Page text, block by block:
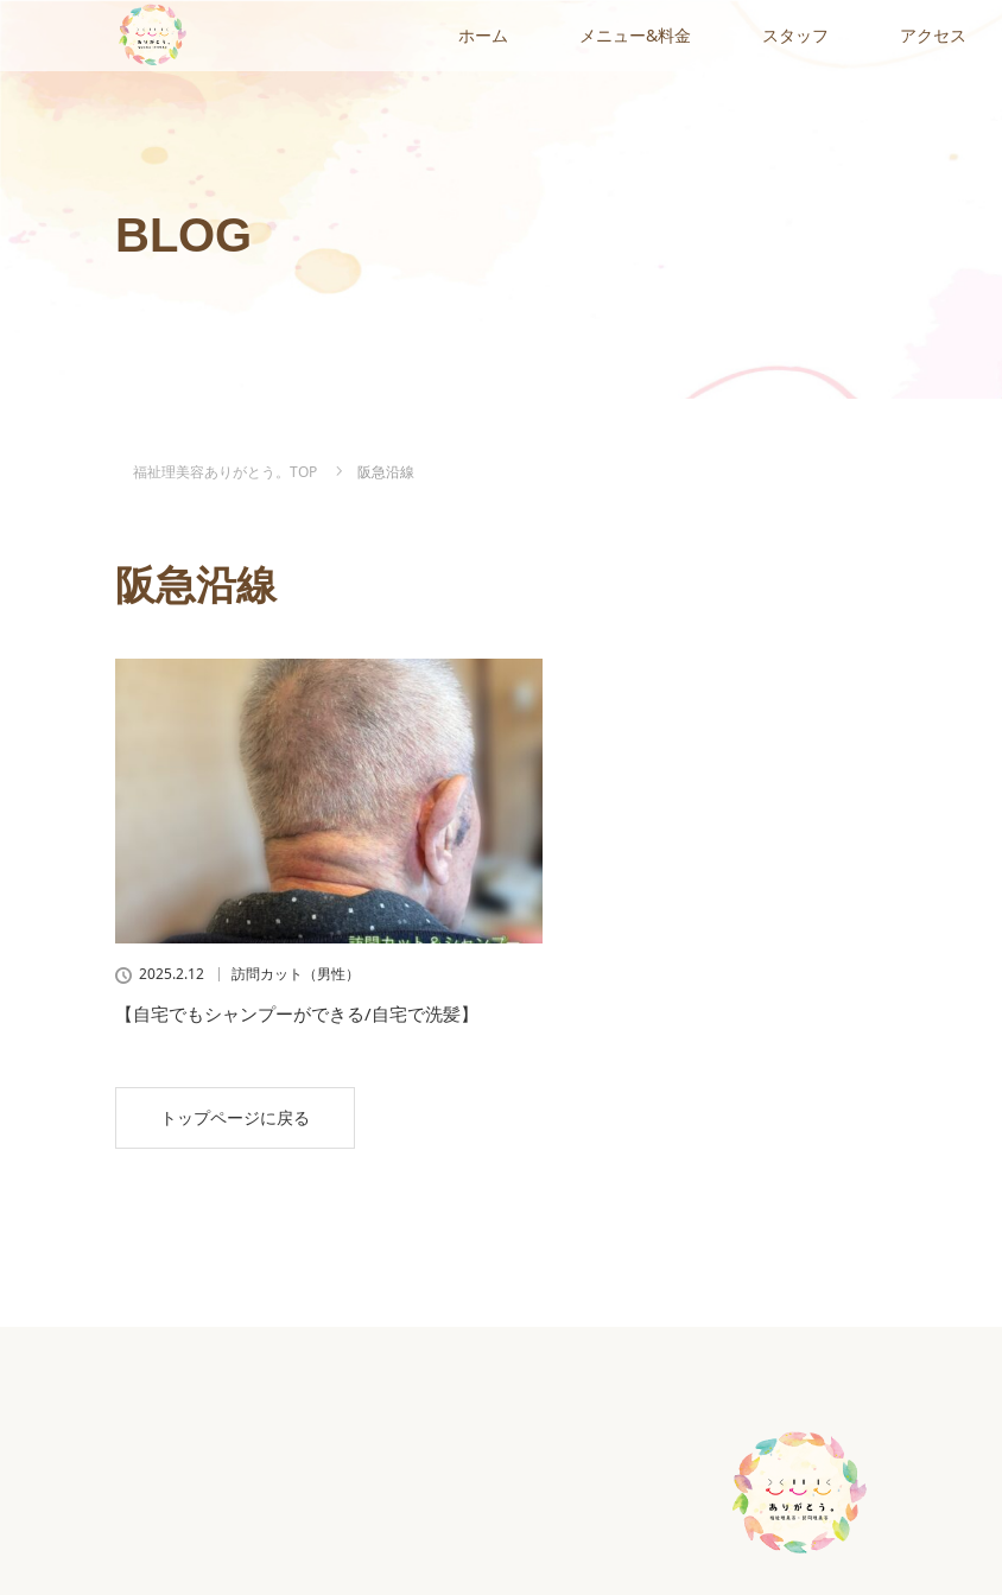
ホーム メニュー&料金 スタッフ アクセス
BLOG
福祉理美容ありがとう。TOP 阪急沿線
阪急沿線
2025.2.12 訪問カット（男性）
【自宅でもシャンプーができる/自宅で洗髪】
トップページに戻る